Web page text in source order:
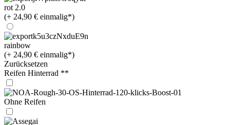
rot 2.0
(+ 24,90 € einmalig*)
rainbow
(+ 24,90 € einmalig*)
Zurücksetzen
Reifen Hinterrad **
Ohne Reifen